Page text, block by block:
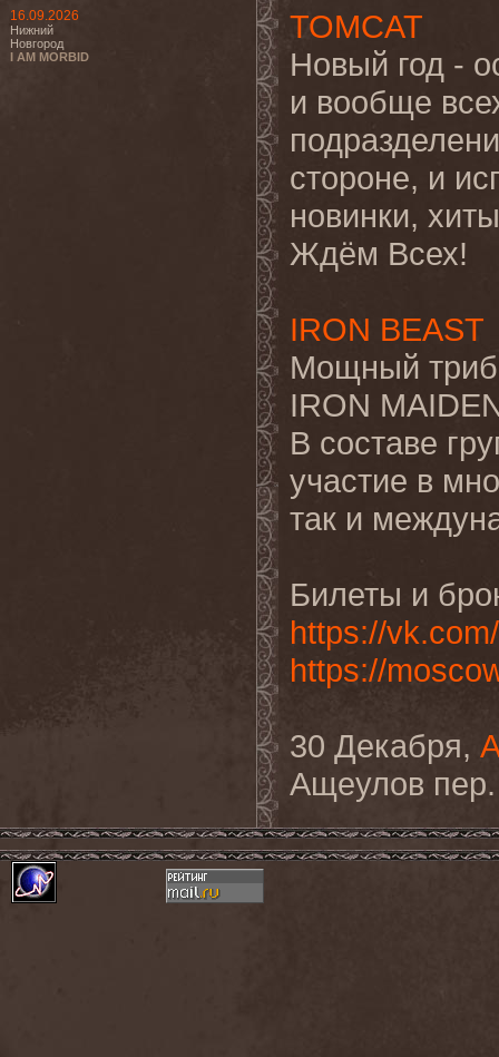
16.09.2026
Нижний
Новгород
I AM MORBID
TOMCAT
Новый год -
и вообще
стороне, и
новинки,
Ждём Всех!
IRON BEAST
Мощный
IRON
В составе
участие в
так и
Билеты и
https://
https://
30 Декабря,
Ащеулов